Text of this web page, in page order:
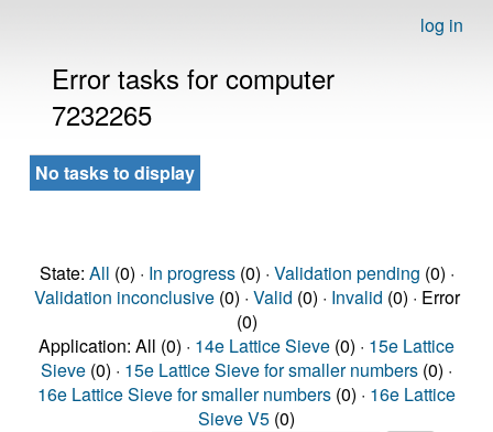
log in
Error tasks for computer
7232265
No tasks to display
State: All (0) · In progress(0) · Validation pending (0) ·
Validation inconclusive(0) · Valid (0) · Invalid (0) · Error
(0)
Application: All (0) · 14e Lattice Sieve (0) · 15e Lattice
Sieve (0) · 15e Lattice Sieve for smaller numbers (0) ·
16e Lattice Sieve for smaller numbers (0) · 16e Lattice
Sieve V5 (0)